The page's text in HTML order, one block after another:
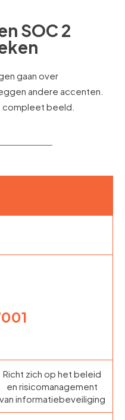
SOC 2
gaan over
andere accenten.
compleet beeld.
Richt zich op het beleid
en risicomanagement
van informatiebeveiliging